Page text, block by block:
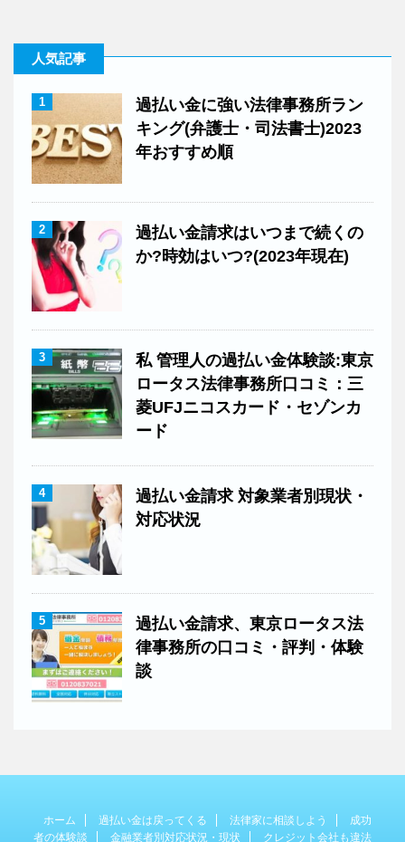
人気記事
1
過払い金に強い法律事務所ラン
キング(弁護士・司法書士)2023
年おすすめ順
2
過払い金請求はいつまで続くの
か?時効はいつ?(2023年現在)
3
私 管理人の過払い金体験談:東京
ロータス法律事務所口コミ：三
菱UFJニコスカード・セゾンカ
ード
4
過払い金請求 対象業者別現状・
対応状況
5
過払い金請求、東京ロータス法
律事務所の口コミ・評判・体験
談
ホーム 過払い金は戻ってくる 法律家に相談しよう
成功
者の体験談
金融業者別対応状況・現状 クレジット会社も違法